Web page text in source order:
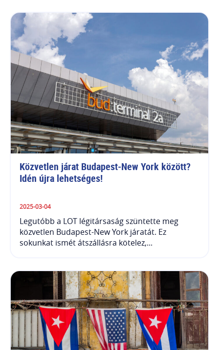
Közvetlen járat Budapest-New York között?
Idén újra lehetséges!
2025-03-04
Legutóbb a LOT légitársaság szüntette meg
közvetlen Budapest-New York járatát. Ez
sokunkat ismét átszállásra kötelez,...